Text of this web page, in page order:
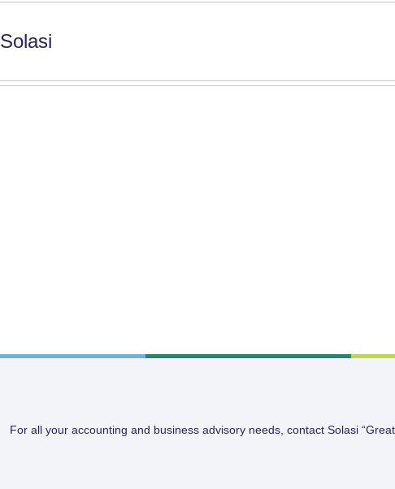
Solasi
For all your accounting and business advisory needs, contact Solasi